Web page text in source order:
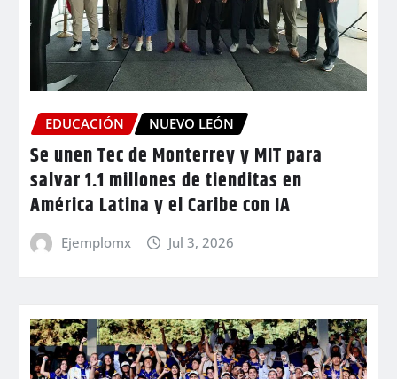
EDUCACIÓN NUEVO LEÓN
Se unen Tec de Monterrey y MIT para
salvar 1.1 millones de tienditas en
América Latina y el Caribe con IA
Ejemplomx Jul 3, 2026